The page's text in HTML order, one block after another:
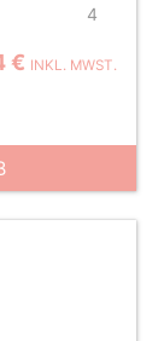
4
€ INKL. MWST.